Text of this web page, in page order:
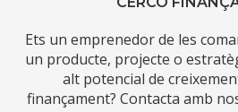
Ets un emprenedor de les
un producte, projecte o
alt potencial de
finançament? Contacta amb